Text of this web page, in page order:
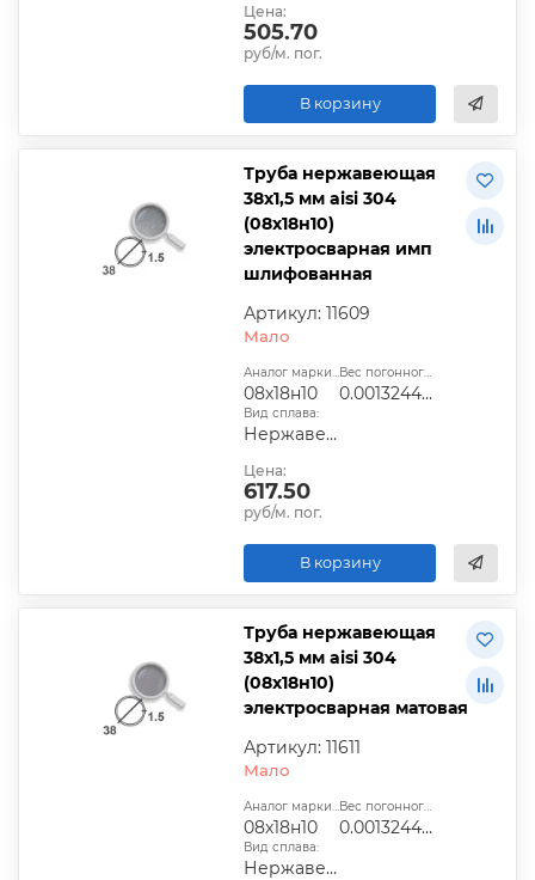
Цена:
505.70
руб/м. пог.
В корзину
Труба нержавеющая
38х1,5 мм aisi 304
(08х18н10)
электросварная имп
шлифованная
Артикул: 11609
Мало
Аналог марки стали:
08х18н10
Вес погонного метра, т.:
0.0013244025
Вид сплава:
Нержавеющая сталь
Цена:
617.50
руб/м. пог.
В корзину
Труба нержавеющая
38х1,5 мм aisi 304
(08х18н10)
электросварная матовая
Артикул: 11611
Мало
Аналог марки стали:
08х18н10
Вес погонного метра, т.:
0.0013244025
Вид сплава:
Нержавеющая сталь